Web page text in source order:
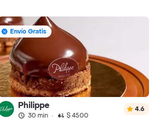
Envío Gratis
Philippe
30 min · $ 4500
4.6